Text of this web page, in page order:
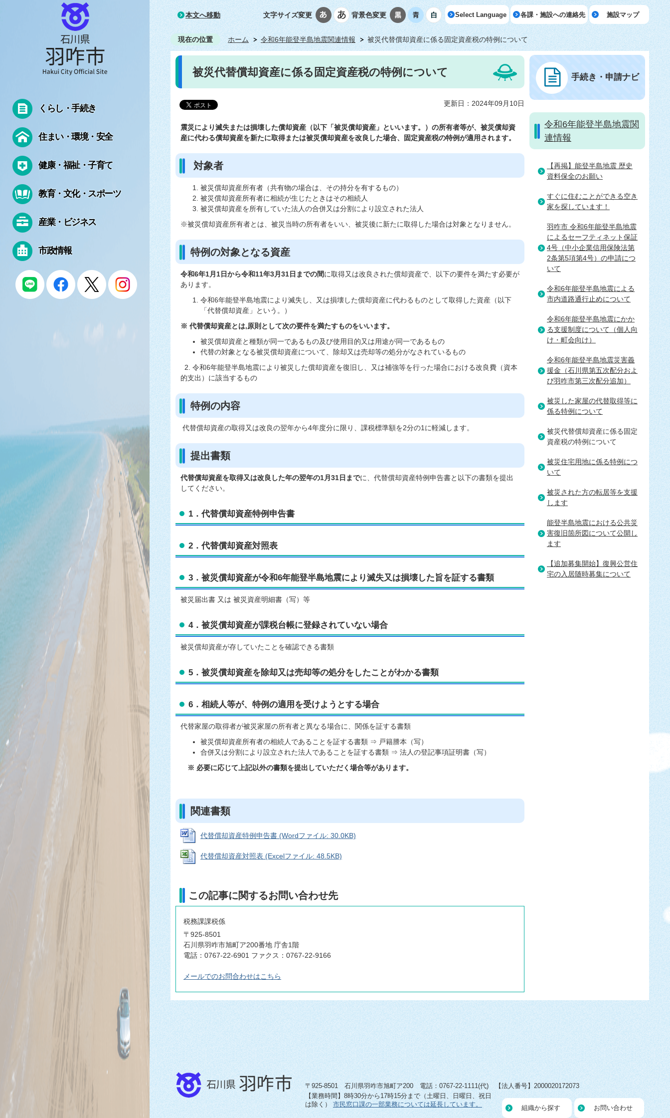
本文へ移動
くらし・手続き
住まい・環境・安全
健康・福祉・子育て
教育・文化・スポーツ
産業・ビジネス
市政情報
文字サイズ変更 背景色変更 Select Language 各課・施設への連絡先 施設マップ
現在の位置 ホーム 令和6年能登半島地震関連情報 被災代替償却資産に係る固定資産税の特例について
被災代替償却資産に係る固定資産税の特例について
更新日：2024年09月10日
震災により滅失または損壊した償却資産（以下「被災償却資産」といいます。）の所有者等が、被災償却資
産に代わる償却資産を新たに取得または被災償却資産を改良した場合、固定資産税の特例が適用されます。
対象者
被災償却資産所有者（共有物の場合は、その持分を有するもの）
被災償却資産所有者に相続が生じたときはその相続人
被災償却資産を所有していた法人の合併又は分割により設立された法人
※被災償却資産所有者とは、被災当時の所有者をいい、被災後に新たに取得した場合は対象となりません。
特例の対象となる資産
令和6年1月1日から令和11年3月31日までの間に取得又は改良された償却資産で、以下の要件を満たす必要が
あります。
令和6年能登半島地震により滅失し、又は損壊した償却資産に代わるものとして取得した資産（以下
「代替償却資産」という。）
※ 代替償却資産とは,原則として次の要件を満たすものをいいます。
被災償却資産と種類が同一であるもの及び使用目的又は用途が同一であるもの
代替の対象となる被災償却資産について、除却又は売却等の処分がなされているもの
2. 令和6年能登半島地震により被災した償却資産を復旧し、又は補強等を行った場合における改良費（資本
的支出）に該当するもの
特例の内容
代替償却資産の取得又は改良の翌年から4年度分に限り、課税標準額を2分の1に軽減します。
提出書類
代替償却資産を取得又は改良した年の翌年の1月31日までに、代替償却資産特例申告書と以下の書類を提出
してください。
1．代替償却資産特例申告書
2．代替償却資産対照表
3．被災償却資産が令和6年能登半島地震により滅失又は損壊した旨を証する書類
被災届出書 又は 被災資産明細書（写）等
4．被災償却資産が課税台帳に登録されていない場合
被災償却資産が存していたことを確認できる書類
5．被災償却資産を除却又は売却等の処分をしたことがわかる書類
6．相続人等が、特例の適用を受けようとする場合
代替家屋の取得者が被災家屋の所有者と異なる場合に、関係を証する書類
被災償却資産所有者の相続人であることを証する書類 ⇒ 戸籍謄本（写）
合併又は分割により設立された法人であることを証する書類 ⇒ 法人の登記事項証明書（写）
※ 必要に応じて上記以外の書類を提出していただく場合等があります。
関連書類
代替償却資産特例申告書 (Wordファイル: 30.0KB)
代替償却資産対照表 (Excelファイル: 48.5KB)
この記事に関するお問い合わせ先
税務課課税係
〒925-8501
石川県羽咋市旭町ア200番地 庁舎1階
電話：0767-22-6901 ファクス：0767-22-9166
メールでのお問合わせはこちら
手続き・申請ナビ
令和6年能登半島地震関
連情報
【再掲】能登半島地震 歴史
資料保全のお願い
すぐに住むことができる空き
家を探しています！
羽咋市 令和6年能登半島地震
によるセーフティネット保証
4号（中小企業信用保険法第
2条第5項第4号）の申請につ
いて
令和6年能登半島地震による
市内道路通行止めについて
令和6年能登半島地震にかか
る支援制度について（個人向
け・町会向け）
令和6年能登半島地震災害義
援金（石川県第五次配分およ
び羽咋市第三次配分追加）
被災した家屋の代替取得等に
係る特例について
被災代替償却資産に係る固定
資産税の特例について
被災住宅用地に係る特例につ
いて
被災された方の転居等を支援
します
能登半島地震における公共災
害復旧箇所図について公開し
ます
【追加募集開始】復興公営住
宅の入居随時募集について
〒925-8501 石川県羽咋市旭町ア200 電話：0767-22-1111(代) 【法人番号】2000020172073
【業務時間】8時30分から17時15分まで（土曜日、日曜日、祝日
は除く） 市民窓口課の一部業務については延長しています。 組織から探す お問い合わせ